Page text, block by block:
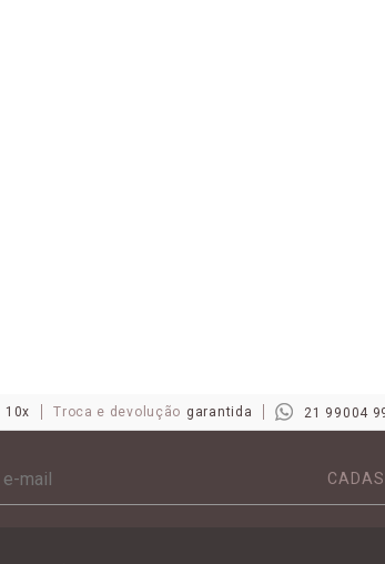
10x Troca e devolução garantida 21 99004